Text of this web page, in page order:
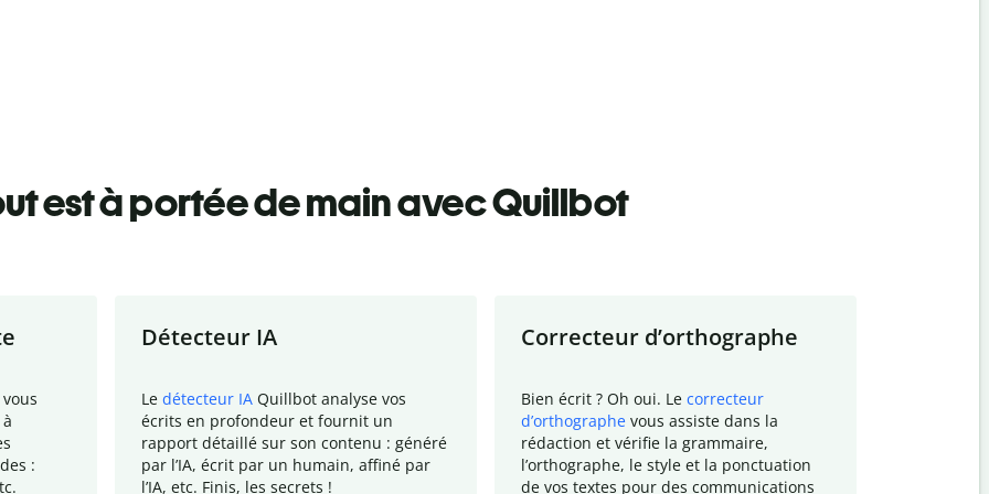
est à portée de main avec Quillbot
:
Détecteur IA
Le détecteur IA Quillbot analyse vos
écrits en profondeur et fournit un
rapport détaillé sur son contenu : généré
par l’IA, écrit par un humain, affiné par
l’IA, etc. Finis, les secrets !
Correcteur d’orthographe
Bien écrit ? Oh oui. Le correcteur
d’orthographe vous assiste dans la
rédaction et vérifie la grammaire,
l’orthographe, le style et la ponctuation
de vos textes pour des communications